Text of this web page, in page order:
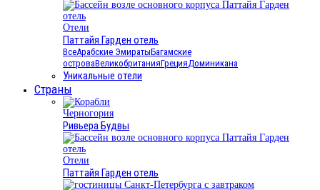
Отели
Паттайя Гарден отель
ВсеАрабские ЭмиратыБагамские
островаВеликобританияГрецияДоминикана
Уникальные отели
Страны
Черногория
Ривьера Будвы
Отели
Паттайя Гарден отель